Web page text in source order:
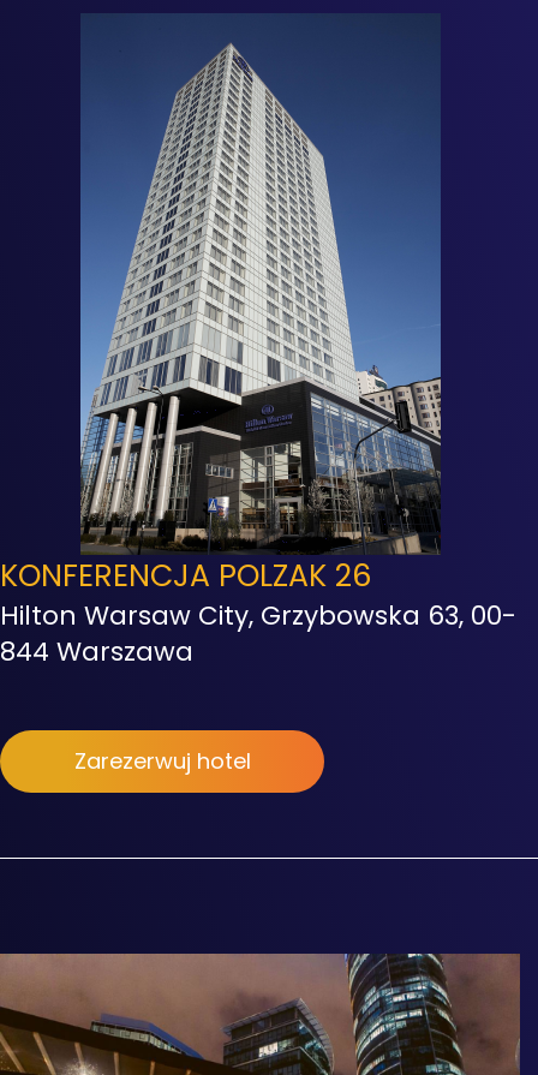
KONFERENCJA POLZAK 26
Hilton Warsaw City, Grzybowska 63, 00-
844 Warszawa
Zarezerwuj hotel